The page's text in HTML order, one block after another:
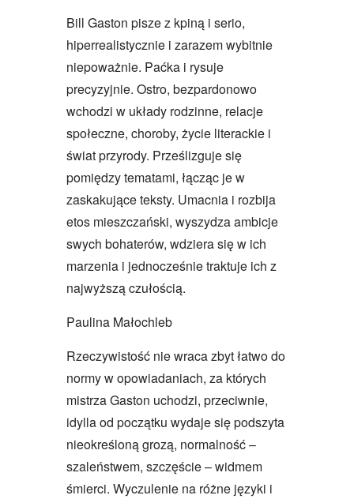
Bill Gaston pisze z kpiną i serio,
hiperrealistycznie i zarazem wybitnie
niepoważnie. Paćka i rysuje
precyzyjnie. Ostro, bezpardonowo
wchodzi w układy rodzinne, relacje
społeczne, choroby, życie literackie i
świat przyrody. Prześlizguje się
pomiędzy tematami, łącząc je w
zaskakujące teksty. Umacnia i rozbija
etos mieszczański, wyszydza ambicje
swych bohaterów, wdziera się w ich
marzenia i jednocześnie traktuje ich z
najwyższą czułością.
Paulina Małochleb
Rzeczywistość nie wraca zbyt łatwo do
normy w opowiadaniach, za których
mistrza Gaston uchodzi, przeciwnie,
idylla od początku wydaje się podszyta
nieokreśloną grozą, normalność –
szaleństwem, szczęście – widmem
śmierci. Wyczulenie na różne języki i